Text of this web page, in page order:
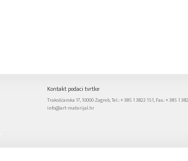
Kontakt podaci tvrtke
Trakošćanska 17, 10000 Zagreb, Tel.: + 385 1 3822 151, Fax.: + 385 1
info@art-materijal.hr